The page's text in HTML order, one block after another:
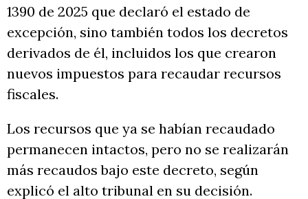
1390 de 2025 que declaró el estado de
excepción, sino también todos los decretos
derivados de él, incluidos los que crearon
nuevos impuestos para recaudar recursos
fiscales.
Los recursos que ya se habían recaudado
permanecen intactos, pero no se realizarán
más recaudos bajo este decreto, según
explicó el alto tribunal en su decisión.